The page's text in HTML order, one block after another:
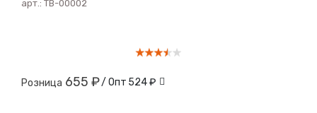
арт.: ТВ-00002
Розница 655 ₽/ Опт 524 ₽